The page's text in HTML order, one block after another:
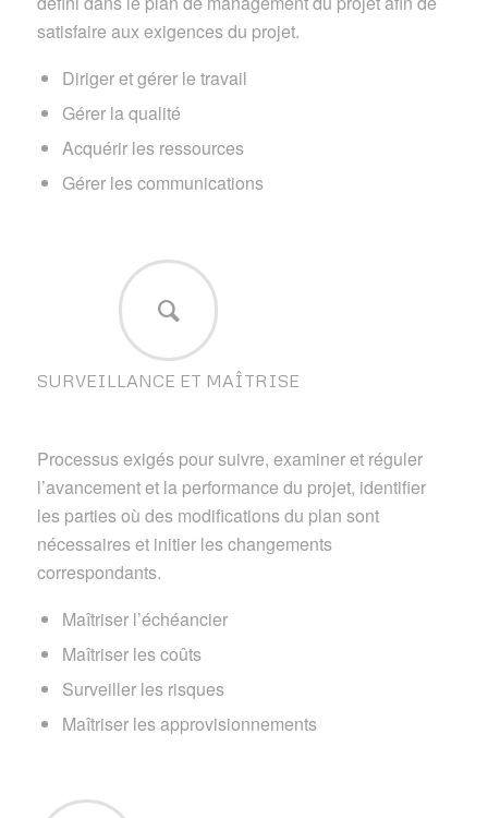
satisfaire aux exigences du projet.
Diriger et gérer le travail
Gérer la qualité
Acquérir les ressources
Gérer les communications
SURVEILLANCE ET MAÎTRISE
Processus exigés pour suivre, examiner et réguler
l’avancement et la performance du projet, identifier
les parties où des modifications du plan sont
nécessaires et initier les changements
correspondants.
Maîtriser l’échéancier
Maîtriser les coûts
Surveiller les risques
Maîtriser les approvisionnements